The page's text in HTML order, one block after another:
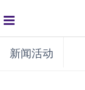
global
navigation
新闻活动